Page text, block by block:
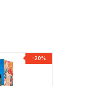
-20%